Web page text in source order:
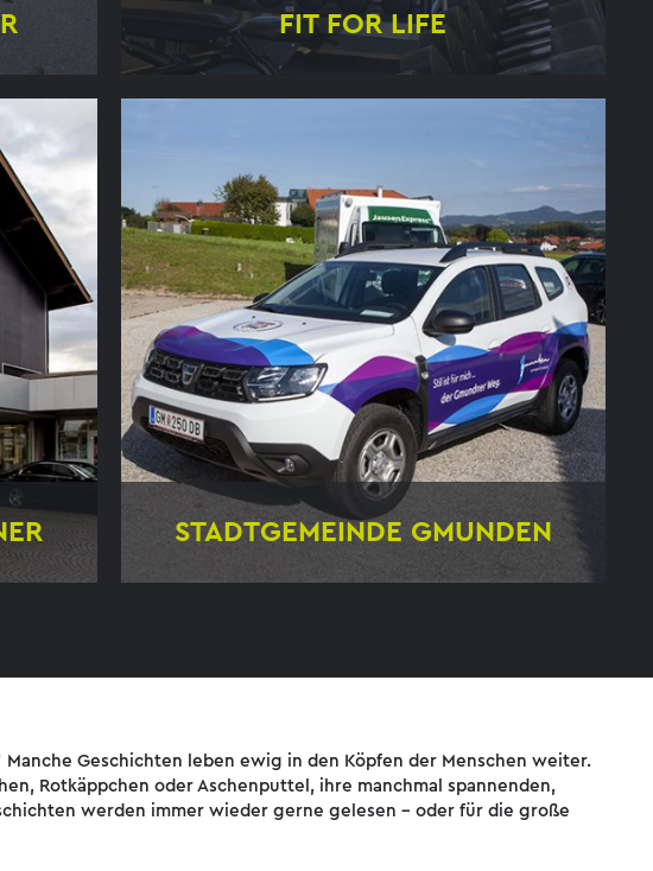
FIT FOR LIFE
Beeindruckende Bilder
STADTGEMEINDE GMUNDEN
Flotte Beklebungen
Geschichten leben ewig in den Köpfen der Menschen weiter.
Rotkäppchen oder Aschenputtel, ihre manchmal spannenden,
werden immer wieder gerne gelesen – oder für die große